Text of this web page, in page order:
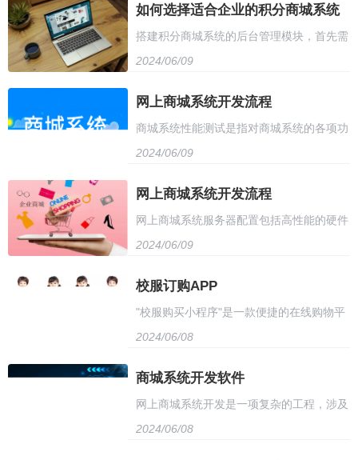
注册后，即可使用多种报名方式进行报名，
如在线填写报名表、选择参会项目等
系统具备多种功能，如注册、缴费、信息管
理、通知发布等，为参会人员提供全方位的
如何选择适合企业的积分商城系统
搭建积分商城系统的后台管理模块，首先需
要设计数据库结构，包括积分设置、用户信
息、兑换记录等。其次，开发后台管理页
面，包括积分管理、用户管理、商品管理等
能，确保数据的安全性和准确性。最后，配
置权限管理，确保只有授权用户才能进行后
2024/06/09
网上商城系统开发流程
商城系统性能测试是指对商城系统的各项功
能和性能指标进行全面测试和评估的过程。
测试内容包括系统响应时间、吞吐量、并发
用户数、数据加载能力等，旨在确保系统在
试过程中需要使用负载测试、压力测试、基
准测试等工具和方法，通过数据分析和性能
2024/06/09
网上商城系统开发流程
网上商城系统服务器配置包括高性能的硬件
设备，如高速的处理器、大容量内存、高速
硬盘存储空间和网络带宽。此外，考虑到系
统安全和稳定性，还需配备高可靠性的操作
制。同时，考虑到网站流量和用户需求，应
选择具有负载均衡和弹性扩展能力的云服务
2024/06/09
校服订购APP
"校服购买小程序"是一款便捷的在线购物平
台，专为学生提供校服购买服务。用户只需
在线挑选心仪的校服款式，填写个人尺寸信
息，即可轻松下单购买。小程序支持在线支
2024/06/08
商城系统开发软件
网上商城系统开发是一项复杂的工程，涉及
前端用户界面设计、后端数据库设计、安全
2024/06/08